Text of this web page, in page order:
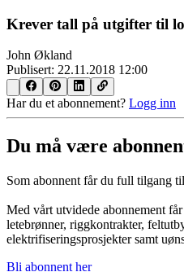
Krever tall på utgifter til
John Økland
Publisert: 22.11.2018 12:00
Har du et abonnement? Logg inn
Du må være
Som abonnent får du full tilgang
Med vårt utvidede abonnement
letebrønner, riggkontrakter,
elektrifiseringsprosjekter samt
Bli abonnent her